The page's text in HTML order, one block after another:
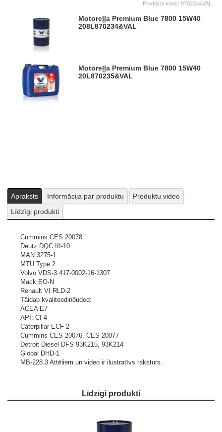
Produkta kods: 870234&VAL
Motoreļļa Premium Blue 7800 15W40
208L870234&VAL
Motoreļļa Premium Blue 7800 15W40
20L870235&VAL
Apraksts Informācija par produktu
Produktu video
Līdzīgi produkti
Cummins CES 20078
Deutz DQC III-10
MAN 3275-1
MTU Type 2
Volvo VDS-3 417-0002-16-1307
Mack EO-N
Renault VI RLD-2
Täidab kvaliteedinõuded:
ACEA E7
API: CI-4
Caterpillar ECF-2
Cummins CES 20076, CES 20077
Detroit Diesel DFS 93K215, 93K214
Global DHD-1
MB-228.3 Attēliem un video ir ilustratīvs raksturs.
Līdzīgi produkti